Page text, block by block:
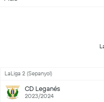
LaLiga 2 (Sepanyol)
CD Leganés
2023/2024